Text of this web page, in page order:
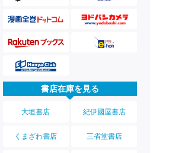
書店在庫を見る
大垣書店 紀伊國屋書店
くまざわ書店 三省堂書店